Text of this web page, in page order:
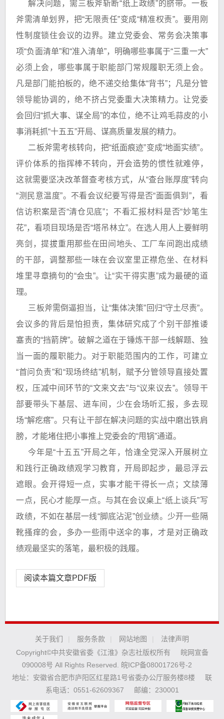
解决问题，需三板斧斩断“纸上政绩”的脐带。一板
斧需清单划界，把“无限责任”变成“精准权责”。要用刚
性制度锁住会议的边界。建立党委会、常务会决策事
项“负面清单”和“准入清单”，明确哪些事属于“三重一大”
必须上会，哪些事属于职能部门常规履职无须上会。
凡是部门能拍板的，绝不递交给集体“背书”；凡是分管
领导能协调的，绝不挤占党委重大决策精力。让党委
会回归“抓大事、谋全局”的本位，绝不让鸡毛蒜皮的小
事消耗抓“十五五”开局、谋高质量发展的精力。
二板斧需考核转向，把“纸面痕迹”变成“地面实绩”。
评价体系的指挥棒不转向，开会造势的惯性就难停，
这就需要坚决改革督查考核方式，从“查台账厚度”转向
“测民意温度”。不看会议纪要写得是否“面面俱到”，看
信访积案是否“清仓见底”；不看汇报材料是否“妙笔生
花”，看项目现场是否“塔吊林立”。在选人用人上要鲜明
亮剑，提拔重用那些在田间地头、工厂车间跑出成绩
的干部，调整那些一味在会议室里正襟危坐、在材料
堆里寻章摘句的“会虫”。让“实干得实惠”成为最硬的道
理。
三板斧需倒逼担当，让“集体决策”回归“守土尽责”。
会议多的背后是怕担责，集体研究成了个别干部推诿
塞责的“挡箭牌”。破解之道在于锤炼干部一线解题、独
当一面的履职能力。对于职能范围内的工作，可建立
“首问负责”和“现场终结”机制，赋予分管领导直接处置
权，压减中间环节的“文来文去”与“议来议去”。领导干
部要带头下基层、进车间，少在会场听汇报，多去现
场“解疙瘩”。只有让干部在解决问题的实战中磨出铁肩
膀，才能堵住把小事推上党委会的“甩锅”通道。
今年是“十五五”开局之年，恰逢全党深入开展树立
和践行正确政绩观学习教育，开局即起步，最忌浮云
遮眼。会开得短一点，实事才能干得长一点；文牍薄
一点，民心才能厚一点。与其在会议桌上“纸上谈兵”写
政绩，不如在基层一线“脚底沾泥”创业绩。少开一些隔
靴搔痒的会，多办一些雨中送伞的事，才是对正确政
绩观最坚实的落笔，最积极的践履。
阅读本篇文章PDF版
关于我们 服务条款 网站地图
法律声明
Copyright©中共安徽省委《江淮》杂志社版权所有
皖网宣备
090008号 All Rights Reserved.
皖ICP备08001726号-2
地址：安徽省合肥市庐阳区红星路1号省委办公厅服务楼8楼
联
系电话：0551-62609367
邮编：230001